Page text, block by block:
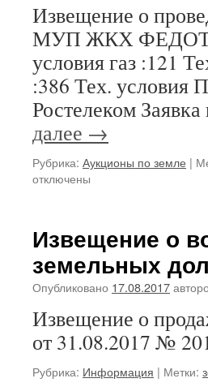
Извещение о
МУП ЖКХ
условия газ :121
:386 Тех.
Ростелеком
далее →
Рубрика: Аукционы по земле |
отключены
Извещение о
земельных
Опубликовано 17.08.2017
Извещение о
от 31.08.2017 №
Рубрика: Информация | Метки: